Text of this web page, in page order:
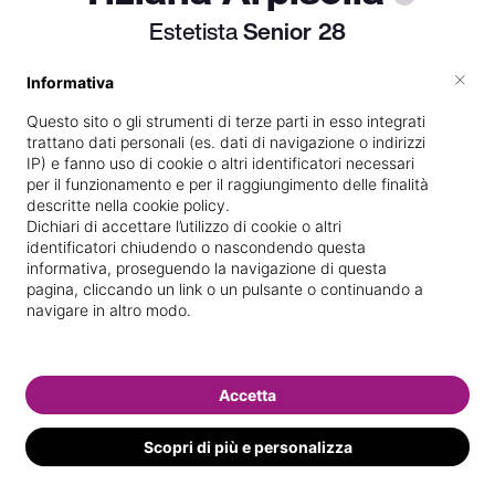
EstetistaSenior28
Dipendente pressoCentro estetico
farmacia ricaldone
Diplomatapresso la scuolaCFP
regionenel01/02/1993
Vedi le informazioni di Tiziana
Informativa
Questo sito o gli strumenti di terze parti in esso integrati
trattano dati personali (es. dati di navigazione o indirizzi
IP) e fanno uso di cookie o altri identificatori necessari
per il funzionamento e per il raggiungimento delle finalità
descritte nella cookie policy.
Dichiari di accettare l’utilizzo di cookie o altri
identificatori chiudendo o nascondendo questa
informativa, proseguendo la navigazione di questa
pagina, cliccando un link o un pulsante o continuando a
navigare in altro modo.
Scopri di più e personalizza
Accetta
×